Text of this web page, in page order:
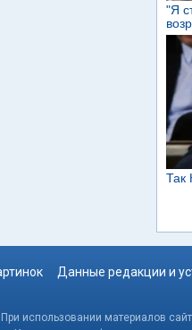
Данные редакции и
использовании материалов